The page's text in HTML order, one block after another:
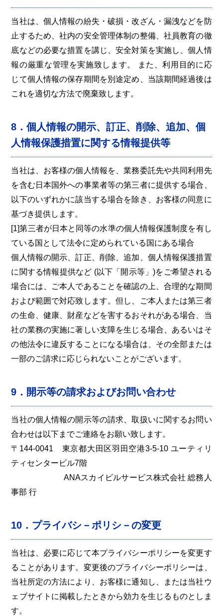
当社は、個人情報の紛失・破損・改ざん・漏洩などを防
止するため、社内の安全管理体制の整備、社員教育の徹
底などの必要な措置を講じ、安全対策を実施し、個人情
報の厳重な管理を実施致します。 また、利用目的に応
じて個人情報の保存期間を別途定め、当該期間経過後は
これを適切な方法で廃棄致します。
8．個人情報の開示、訂正、削除、追加、個
人情報保護措置に関する情報提供等
当社は、お客様の個人情報を、業務委託先や共同利用先
を含む日本国外への事業者等の第三者に提供する場合、
以下のいずれかに該当する場合を除き、お客様の同意に
基づき提供します。
[1]第三者が日本と同等の水準の個人情報保護制度を有し
ている国として法令に定められている国にある場合
個人情報の開示、訂正、削除、追加、個人情報保護措置
に関する情報提供など (以下「開示等」)をご希望される
場合には、ご本人であることを確認の上、合理的な期間
および範囲で対応致します。但し、ご本人または第三者
の生命、健康、財産などを害するおそれがある場合、当
社の業務の実施に著しい支障を生じる場合、あるいはそ
の他法令に違反することになる場合は、その全部または
一部のご請求に応じられないことがございます。
9．開示等の請求およびお問い合わせ
当社の個人情報の開示等の請求、取扱いに関するお問い
合わせは以下までご連絡をお願い致します。
〒144-0041 東京都大田区羽田空港3-5-10 ユーティリ
ティセンタービル7階
ANAスカイビルサービス株式会社 総務人
事部 行
10．プライバシ－ポリシ－の変更
当社は、必要に応じて本プライバシーポリシーを変更す
ることがあります。変更後のプライバシーポリシーは、
当社所定の方法により、お客様に通知し、または当社ウ
ェブサイトに掲載したときから効力を生じるものとしま
す。